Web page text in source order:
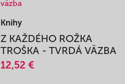
Knihy
Z KAŽDÉHO ROŽKA
TROŠKA - TVRDÁ VÄZBA
12,52 €